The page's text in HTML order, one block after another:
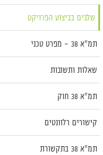
שלבים בביצוע הפרויקט
תמ"א 38 – מפרט טכני
שאלות ותשובות
תמ"א 38 חוק
קישורים רלוונטים
תמ"א 38 בתקשורת